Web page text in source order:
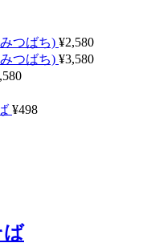
つばち) ¥2,580
つばち) ¥3,580
¥498
ば